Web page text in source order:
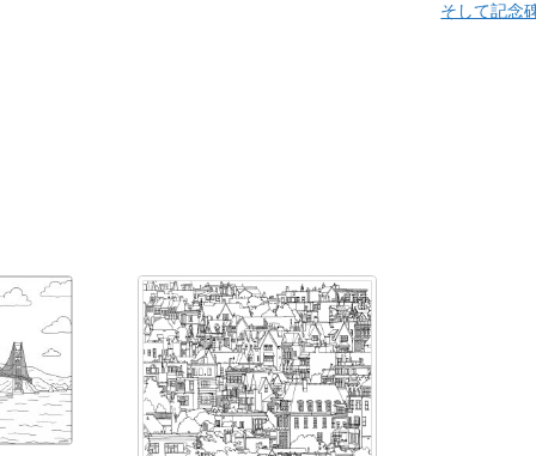
そして記念